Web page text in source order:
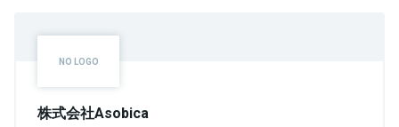
株式会社Asobica